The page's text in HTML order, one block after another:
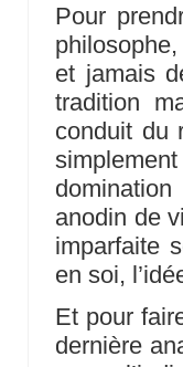
Pour
et jamais
tradition
conduit du
anodin de
imparfaite
en soi,
Et pour
dernière